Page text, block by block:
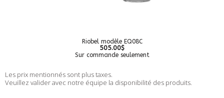
Riobel modèle EQ08C
505.00$
Sur commande seulement
Les prix mentionnés sont plus taxes.
Veuillez valider avec notre équipe la disponibilité des produits.